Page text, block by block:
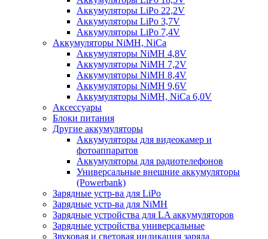
Аккумуляторы LiPo 22,2V
Аккумуляторы LiPo 3,7V
Аккумуляторы LiPo 7,4V
Аккумуляторы NiMH, NiCa
Аккумуляторы NiMH 4,8V
Аккумуляторы NiMH 7,2V
Аккумуляторы NiMH 8,4V
Аккумуляторы NiMH 9,6V
Аккумуляторы NiMH, NiCa 6,0V
Аксессуары
Блоки питания
Другие аккумуляторы
Аккумуляторы для видеокамер и
фотоаппаратов
Аккумуляторы для радиотелефонов
Универсальные внешние аккумуляторы
(Powerbank)
Зарядные устр-ва для LiPo
Зарядные устр-ва для NiMH
Зарядные устройства для LA аккумуляторов
Зарядные устройства универсальные
Звуковая и световая индикация заряда